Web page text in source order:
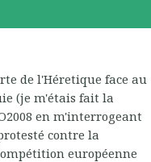
de l'Héretique face au
(je m'étais fait la
en m'interrogeant
contre la
européenne